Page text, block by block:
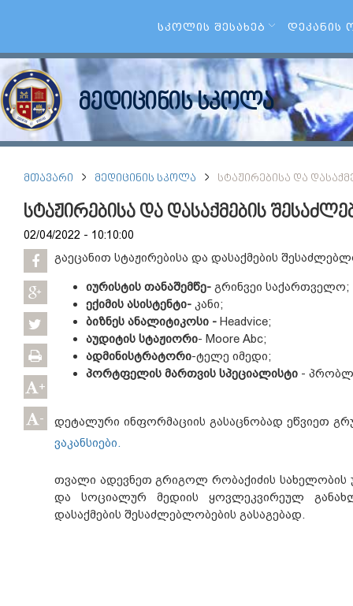
ᲡᲙᲝᲚᲘᲡ ᲨᲔᲡᲐᲮᲔᲑ ᲓᲔᲙᲐᲜᲘᲡ
მედიცინის სკოლა
ᲛᲗᲐᲕᲐᲠᲘ ᲛᲔᲓᲘᲪᲘᲜᲘᲡ ᲡᲙᲝᲚᲐ ᲡᲢᲐᲟᲘᲠᲔᲑᲘᲡᲐ ᲓᲐ
სტაჟირებისა და დასაქმების
02/04/2022 - 10:10:00
+
-
გაეცანით სტაჟირებისა და დასაქმების
იურისტის თანაშემწე-გრინვეი საქართველო;
ექიმის ასისტენტი-კანი;
ბიზნეს ანალიტიკოსი -Headvice;
აუდიტის სტაჟიორი- Moore Abc;
ადმინისტრატორი-ტელე იმედი;
პორტფელის მართვის სპეციალისტი-
დეტალური ინფორმაციის გასაცნობად ეწვიეთ
ვაკანსიები.
თვალი ადევნეთ გრიგოლ რობაქიძის სახელობის
და სოციალურ მედიის ყოვლეკვირეულ
დასაქმების შესაძლებლობების გასაგებად.